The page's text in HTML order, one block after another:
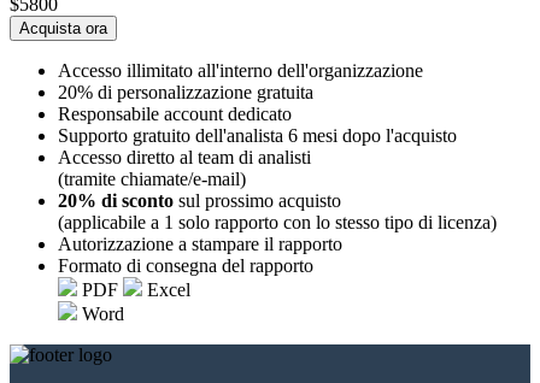
Acquista ora
Accesso illimitato all'interno dell'organizzazione
20% di personalizzazione gratuita
Responsabile account dedicato
Supporto gratuito dell'analista 6 mesi dopo l'acquisto
Accesso diretto al team di analisti
(tramite chiamate/e-mail)
20% di sconto sul prossimo acquisto
(applicabile a 1 solo rapporto con lo stesso tipo di licenza)
Autorizzazione a stampare il rapporto
Formato di consegna del rapporto
PDF
Excel
Word